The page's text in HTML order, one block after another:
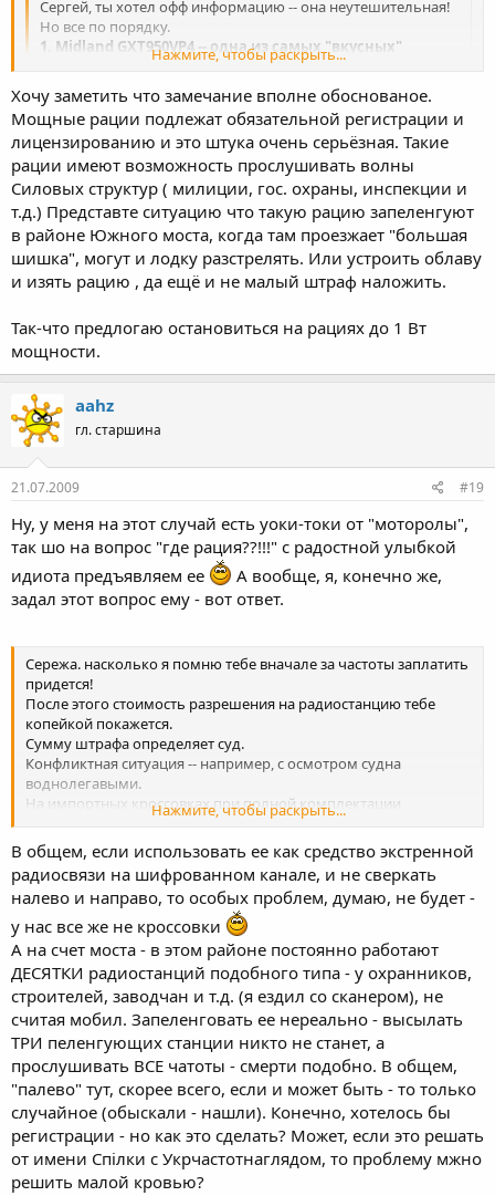
Сергей, ты хотел офф информацию -- она неутешительная!
Но все по порядку.
1. Midland GXT950VP4 -- одна из самых "вкусных"
станций на прямой видимости -- за ваш выбор 5+++
2. В реестре для свободной продажи ее не нашли -- видать
и не подавали сейлы. Сертифицирована в России.
Посмотри еще сам, стартануть можно с
http://www.nkrz.gov.ua/img/zstored/File ... 9-2009.pdf
3. Диапазон, в котором она работает -- не морской, т.е.
работа в нем требует лицензирования, р/средство требует
обязательной регистрации (это по закону).
4. На станции по пол-ватта еще глаза закрывают, однако 5
Вт -- в случае конфликтной ситации вероятнее всего будет
изъята. Причем, скорее всего -- со штрафом.
Нажмите, чтобы раскрыть...
Просто информация к сведению, не стоит ее воспринимать, как
отказ от приобретения
Нажмите, чтобы раскрыть...
Хочу заметить что замечание вполне обоснованое.
Мощные рации подлежат обязательной регистрации и
лицензированию и это штука очень серьёзная. Такие
рации имеют возможность прослушивать волны
Силовых структур ( милиции, гос. охраны, инспекции и
т.д.) Представте ситуацию что такую рацию запеленгуют
в районе Южного моста, когда там проезжает "большая
шишка", могут и лодку разстрелять. Или устроить облаву
и изять рацию , да ещё и не малый штраф наложить.
Так-что предлогаю остановиться на рациях до 1 Вт
мощности.
aahz
гл. старшина
21.07.2009 #19
Ну, у меня на этот случай есть уоки-токи от "моторолы",
так шо на вопрос "где рация??!!!" с радостной улыбкой
идиота предъявляем ее
А вообще, я, конечно же,
задал этот вопрос ему - вот ответ.
Сережа. насколько я помню тебе вначале за частоты заплатить
придется!
После этого стоимость разрешения на радиостанцию тебе
копейкой покажется.
Сумму штрафа определяет суд.
Конфликтная ситуация -- например, с осмотром судна
воднолегавыми.
На импортных кроссовках при полной комплектации
радиосредствами -- у них это постоянно, бизнес такой.
Нажмите, чтобы раскрыть...
В общем, если использовать ее как средство экстренной
радиосвязи на шифрованном канале, и не сверкать
налево и направо, то особых проблем, думаю, не будет -
у нас все же не кроссовки
А на счет моста - в этом районе постоянно работают
ДЕСЯТКИ радиостанций подобного типа - у охранников,
строителей, заводчан и т.д. (я ездил со сканером), не
считая мобил. Запеленговать ее нереально - высылать
ТРИ пеленгующих станции никто не станет, а
прослушивать ВСЕ чатоты - смерти подобно. В общем,
"палево" тут, скорее всего, если и может быть - то только
случайное (обыскали - нашли). Конечно, хотелось бы
регистрации - но как это сделать? Может, если это решать
от имени Спілки с Укрчастотнаглядом, то проблему мжно
решить малой кровью?